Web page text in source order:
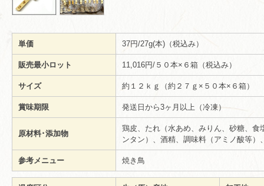
単価 37円/27g(本)（税込み）
販売最小ロット 11,016円/５０本×６箱（税込み）
サイズ 約１２ｋｇ（約２７ｇ×５０本×６箱）
賞味期限 発送日から3ヶ月以上（冷凍）
原材料･添加物
鶏皮、たれ（水あめ、みりん、砂糖、
ンタン）、酒精、調味料（アミノ酸等
参考メニュー 焼き鳥